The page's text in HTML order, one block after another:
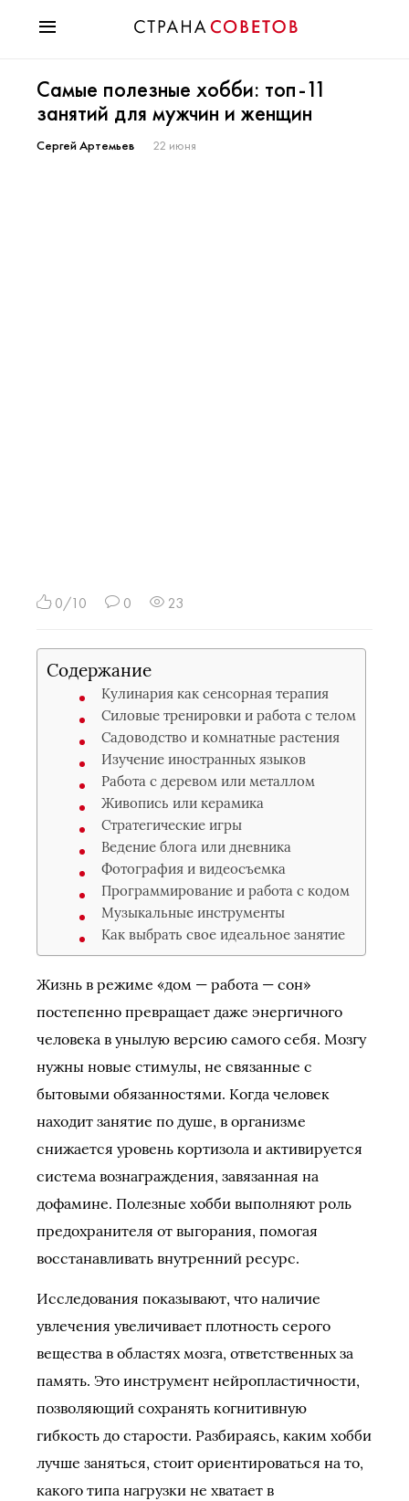
Мода
Звезды
Гороскопы
Самые полезные хобби: топ-11
занятий для мужчин и женщин
Сергей Артемьев 22 июня
0/10 0 23
Содержание
Кулинария как сенсорная терапия
Силовые тренировки и работа с телом
Садоводство и комнатные растения
Изучение иностранных языков
Работа с деревом или металлом
Живопись или керамика
Стратегические игры
Ведение блога или дневника
Фотография и видеосъемка
Программирование и работа с кодом
Музыкальные инструменты
Как выбрать свое идеальное занятие
Жизнь в режиме «дом — работа — сон»
постепенно превращает даже энергичного
человека в унылую версию самого себя. Мозгу
нужны новые стимулы, не связанные с
бытовыми обязанностями. Когда человек
находит занятие по душе, в организме
снижается уровень кортизола и активируется
система вознаграждения, завязанная на
дофамине. Полезные хобби выполняют роль
предохранителя от выгорания, помогая
восстанавливать внутренний ресурс.
Исследования показывают, что наличие
увлечения увеличивает плотность серого
вещества в областях мозга, ответственных за
память. Это инструмент нейропластичности,
позволяющий сохранять когнитивную
гибкость до старости. Разбираясь, каким хобби
лучше заняться, стоит ориентироваться на то,
какого типа нагрузки не хватает в